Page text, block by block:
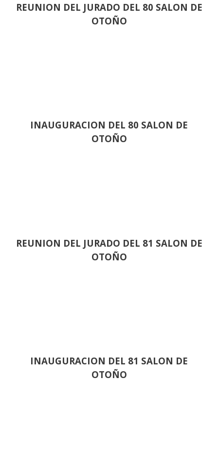
REUNION DEL JURADO DEL 80 SALON DE
OTOÑO
INAUGURACION DEL 80 SALON DE
OTOÑO
REUNION DEL JURADO DEL 81 SALON DE
OTOÑO
INAUGURACION DEL 81 SALON DE
OTOÑO